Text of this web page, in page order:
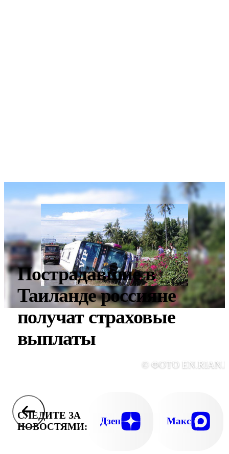
Пострадавшие в
Таиланде россияне
получат страховые
выплаты
© ФОТО
СЛЕДИТЕ ЗА
НОВОСТЯМИ:
Дзен Макс